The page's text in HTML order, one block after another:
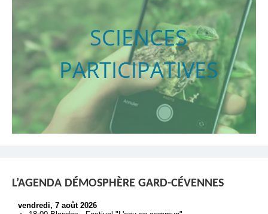
SCIENCES
PARTICIPATIVES
L’AGENDA DÉMOSPHÈRE GARD-CÉVENNES